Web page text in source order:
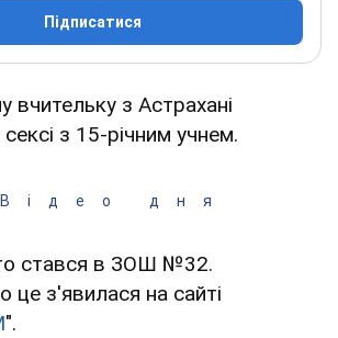
Підписатися
вчительку з Астрахані
з 15-річним учнем.
Відео дня
стався в ЗОШ №32.
це з'явилася на сайті
".